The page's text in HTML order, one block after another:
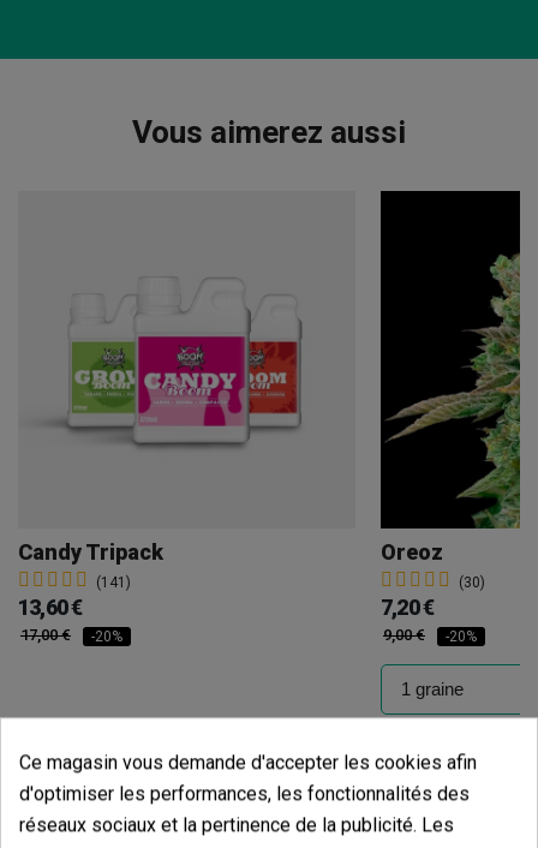
Vous aimerez aussi
Candy Tripack
(141)
13,60 €
17,00 € -20%
Oreoz
(30)
7,20 €
9,00 € -20%
Avis des clients
Ce magasin vous demande d'accepter les cookies afin
d'optimiser les performances, les fonctionnalités des
réseaux sociaux et la pertinence de la publicité. Les